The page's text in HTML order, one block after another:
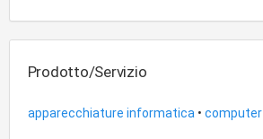
Prodotto/Servizio
apparecchiature informatica • computer